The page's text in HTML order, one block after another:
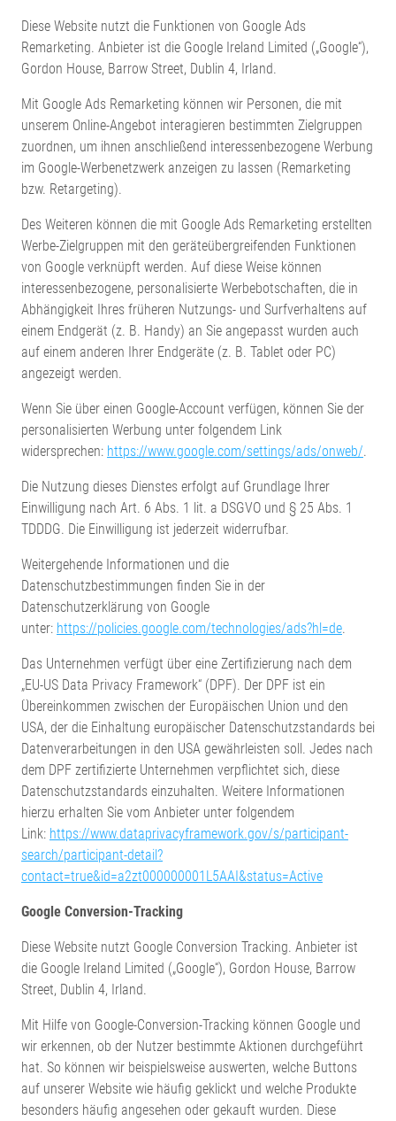
Diese Website nutzt die Funktionen von Google Ads
Remarketing. Anbieter ist die Google Ireland Limited („Google“),
Gordon House, Barrow Street, Dublin 4, Irland.
Mit Google Ads Remarketing können wir Personen, die mit
unserem Online-Angebot interagieren bestimmten Zielgruppen
zuordnen, um ihnen anschließend interessenbezogene Werbung
im Google-Werbenetzwerk anzeigen zu lassen (Remarketing
bzw. Retargeting).
Des Weiteren können die mit Google Ads Remarketing erstellten
Werbe-Zielgruppen mit den geräteübergreifenden Funktionen
von Google verknüpft werden. Auf diese Weise können
interessenbezogene, personalisierte Werbebotschaften, die in
Abhängigkeit Ihres früheren Nutzungs- und Surfverhaltens auf
einem Endgerät (z. B. Handy) an Sie angepasst wurden auch
auf einem anderen Ihrer Endgeräte (z. B. Tablet oder PC)
angezeigt werden.
Wenn Sie über einen Google-Account verfügen, können Sie der
personalisierten Werbung unter folgendem Link
widersprechen: https://www.google.com/settings/ads/onweb/.
Die Nutzung dieses Dienstes erfolgt auf Grundlage Ihrer
Einwilligung nach Art. 6 Abs. 1 lit. a DSGVO und § 25 Abs. 1
TDDDG. Die Einwilligung ist jederzeit widerrufbar.
Weitergehende Informationen und die
Datenschutzbestimmungen finden Sie in der
Datenschutzerklärung von Google
unter: https://policies.google.com/technologies/ads?hl=de.
Das Unternehmen verfügt über eine Zertifizierung nach dem
„EU-US Data Privacy Framework“ (DPF). Der DPF ist ein
Übereinkommen zwischen der Europäischen Union und den
USA, der die Einhaltung europäischer Datenschutzstandards bei
Datenverarbeitungen in den USA gewährleisten soll. Jedes nach
dem DPF zertifizierte Unternehmen verpflichtet sich, diese
Datenschutzstandards einzuhalten. Weitere Informationen
hierzu erhalten Sie vom Anbieter unter folgendem
Link: https://www.dataprivacyframework.gov/s/participant-
search/participant-detail?
contact=true&id=a2zt000000001L5AAI&status=Active
Google Conversion-Tracking
Diese Website nutzt Google Conversion Tracking. Anbieter ist
die Google Ireland Limited („Google“), Gordon House, Barrow
Street, Dublin 4, Irland.
Mit Hilfe von Google-Conversion-Tracking können Google und
wir erkennen, ob der Nutzer bestimmte Aktionen durchgeführt
hat. So können wir beispielsweise auswerten, welche Buttons
auf unserer Website wie häufig geklickt und welche Produkte
besonders häufig angesehen oder gekauft wurden. Diese